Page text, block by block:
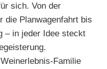
sich. Von der
die Planwagenfahrt bis
– in jeder Idee steckt
Familie